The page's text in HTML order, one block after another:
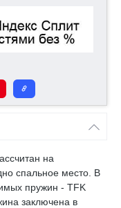
на
спальное место. В
пружин - TFK
заключена в